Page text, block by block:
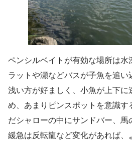
ペンシルベイトが有効な場所は水
ラットや瀬などバスが子魚を追い
浅い方が好ましく、小魚が上下に
め、あまりピンスポットを意識す
だシャローの中にサンドバー、
緩急は反転龍など変化があれば、